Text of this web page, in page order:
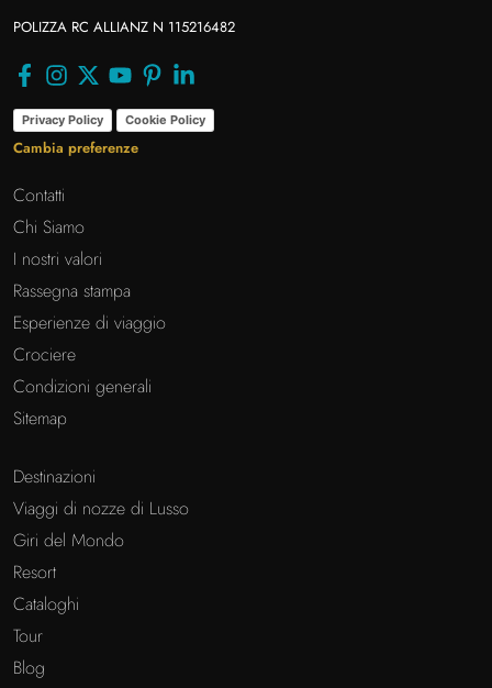
POLIZZA RC ALLIANZ N 115216482
Privacy Policy Cookie Policy
Cambia preferenze
Contatti
Chi Siamo
I nostri valori
Rassegna stampa
Esperienze di viaggio
Crociere
Condizioni generali
Sitemap
Destinazioni
Viaggi di nozze di Lusso
Giri del Mondo
Resort
Cataloghi
Tour
Blog